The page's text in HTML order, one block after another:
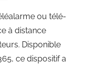
ou télé-
à distance
Disponible
ce dispositif a